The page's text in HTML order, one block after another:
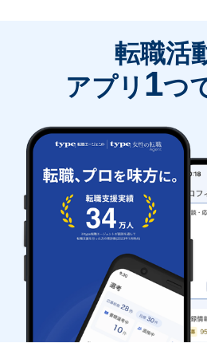
転職活
アプリ 1つ